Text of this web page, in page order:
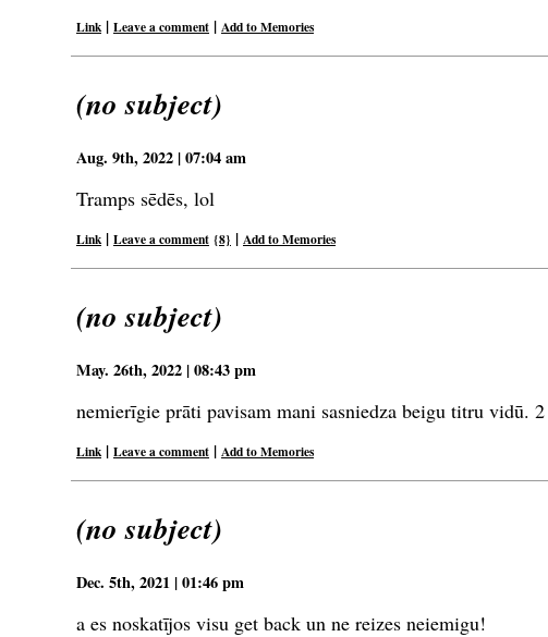
Link | Leave a comment | Add to Memories
(no subject)
Aug. 9th, 2022 | 07:04 am
Tramps sēdēs, lol
Link | Leave a comment {8} | Add to Memories
(no subject)
May. 26th, 2022 | 08:43 pm
nemierīgie prāti pavisam mani sasniedza beigu titru vidū. 2
Link | Leave a comment | Add to Memories
(no subject)
Dec. 5th, 2021 | 01:46 pm
a es noskatījos visu get back un ne reizes neiemigu!